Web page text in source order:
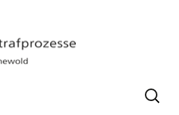
Suchen
nach: